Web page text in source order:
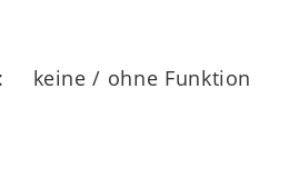
keine / ohne Funktion